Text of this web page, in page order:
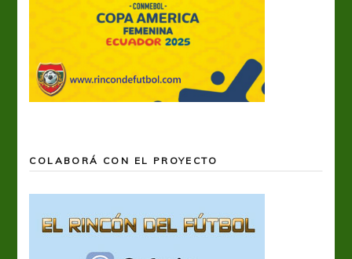
COLABORÁ CON EL PROYECTO